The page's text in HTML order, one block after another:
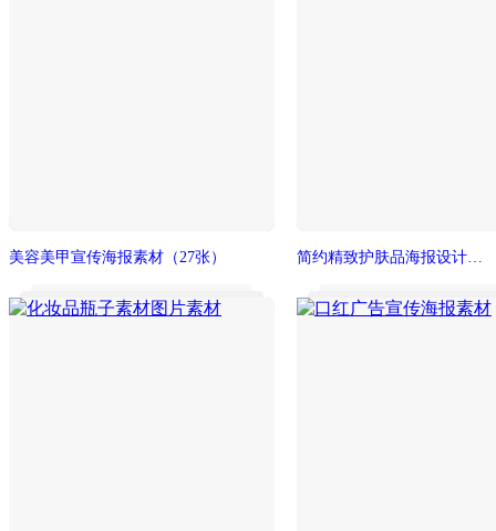
美容美甲宣传海报素材 （27张） 简约精致护肤品海报设计素材